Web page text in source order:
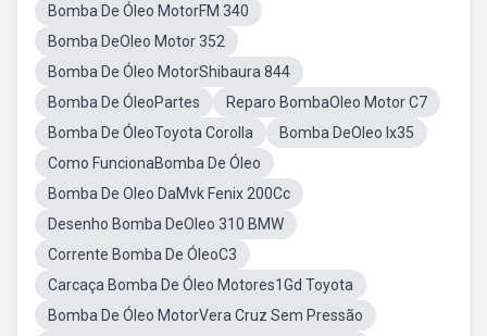
Bomba De Óleo MotorFM 340
Bomba DeOleo Motor 352
Bomba De Óleo MotorShibaura 844
Bomba De ÓleoPartes
Reparo BombaOleo Motor C7
Bomba De ÓleoToyota Corolla
Bomba DeOleo Ix35
Como FuncionaBomba De Óleo
Bomba De Oleo DaMvk Fenix 200Cc
Desenho Bomba DeOleo 310 BMW
Corrente Bomba De ÓleoC3
Carcaça Bomba De Óleo Motores1Gd Toyota
Bomba De Óleo MotorVera Cruz Sem Pressão